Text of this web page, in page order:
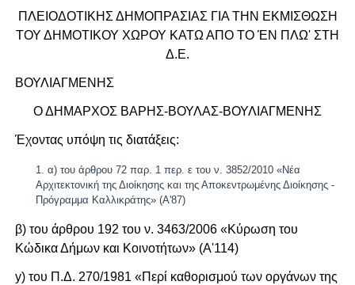
ΠΛΕΙΟΔΟΤΙΚΗΣ ΔΗΜΟΠΡΑΣΙΑΣ ΓΙΑ ΤΗΝ ΕΚΜΙΣΘΩΣΗ
ΤΟΥ ΔΗΜΟΤΙΚΟΥ ΧΩΡΟΥ ΚΑΤΩ ΑΠΟ ΤΟ ΈΝ ΠΛΩ' ΣΤΗ
Δ.Ε.
ΒΟΥΛΙΑΓΜΕΝΗΣ
Ο ΔΗΜΑΡΧΟΣ ΒΑΡΗΣ-ΒΟΥΛΑΣ-ΒΟΥΛΙΑΓΜΕΝΗΣ
Έχοντας υπόψη τις διατάξεις:
α) του άρθρου 72 παρ. 1 περ. ε του ν. 3852/2010 «Νέα
Αρχιτεκτονική της Διοίκησης και της Αποκεντρωμένης Διοίκησης -
Πρόγραμμα Καλλικράτης» (Α'87)
β) του άρθρου 192 του ν. 3463/2006 «Κύρωση του
Κώδικα Δήμων και Κοινοτήτων» (Α'114)
y) του Π.Δ. 270/1981 «Περί καθορισμού των οργάνων της